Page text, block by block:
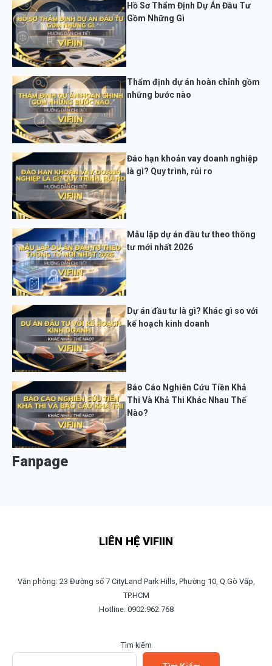
Hồ Sơ Thẩm Định Dự Án Đầu Tư
Gồm Những Gì
Thẩm định dự án hoàn chỉnh gồm
những bước nào
Đáo hạn khoản vay doanh nghiệp
là gì? Quy trình, rủi ro
Mẫu lập dự án đầu tư theo thông
tư mới nhất 2026
Dự án đầu tư là gì? Khác gì so với
kế hoạch kinh doanh
Báo Cáo Nghiên Cứu Tiền Khả
Thi Và Khả Thi Khác Nhau Thế
Nào?
Fanpage
LIÊN HỆ VIFIIN
Văn phòng: 23 Đường số 7 CityLand Park Hills, Phường 10, Q.Gò Vấp,
TP.HCM
Hotline: 0902.962.768
Tìm kiếm